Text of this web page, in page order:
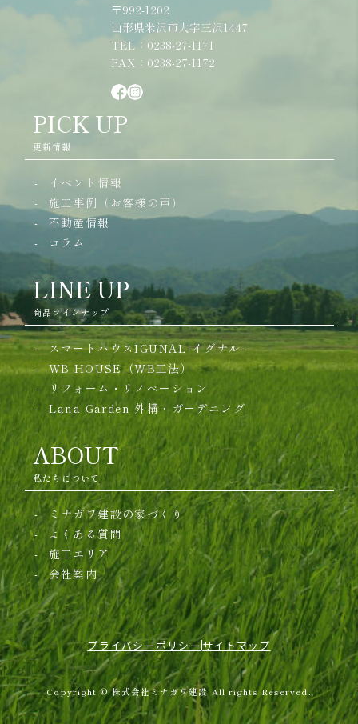
〒992-1202
山形県米沢市大字三沢1447
TEL：0238-27-1171
FAX：0238-27-1172
PICK UP
更新情報
イベント情報
施工事例（お客様の声）
不動産情報
コラム
LINE UP
商品ラインナップ
スマートハウスIGUNAL-イグナル-
WB HOUSE（WB工法）
リフォーム・リノベーション
Lana Garden 外構・ガーデニング
ABOUT
私たちについて
ミナガワ建設の家づくり
よくある質問
施工エリア
会社案内
プライバシーポリシーサイトマップ
Copyright © 株式会社ミナガワ建設 All rights Reserved.